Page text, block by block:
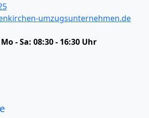
umzugsunternehmen.de
Mo - Sa: 08:30 - 16:30 Uhr